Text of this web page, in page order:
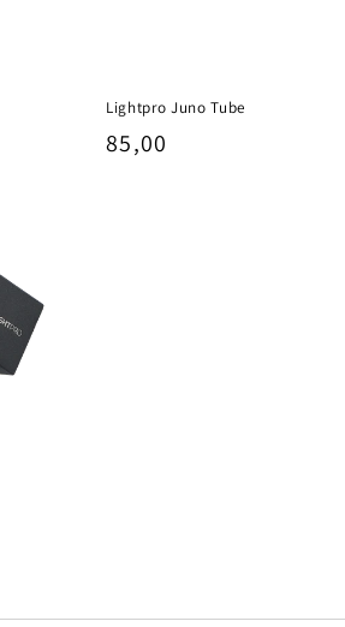
Lightpro Juno Tube
Normale
85,00